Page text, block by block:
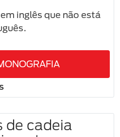
inglês que não está
de cadeia